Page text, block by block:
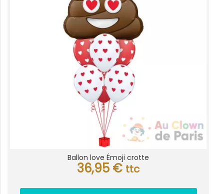
Ballon love Émoji crotte
36,95 € ttc